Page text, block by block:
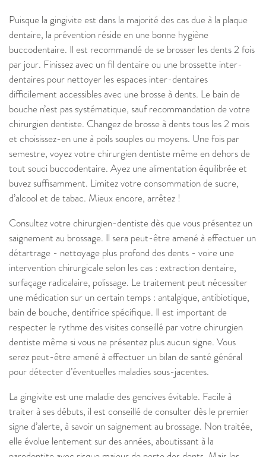
Puisque la gingivite est dans la majorité des cas due à la plaque
dentaire, la prévention réside en une bonne hygiène
buccodentaire. Il est recommandé de se brosser les dents 2 fois
par jour. Finissez avec un fil dentaire ou une brossette inter-
dentaires pour nettoyer les espaces inter-dentaires
difficilement accessibles avec une brosse à dents. Le bain de
bouche n’est pas systématique, sauf recommandation de votre
chirurgien dentiste. Changez de brosse à dents tous les 2 mois
et choisissez-en une à poils souples ou moyens. Une fois par
semestre, voyez votre chirurgien dentiste même en dehors de
tout souci buccodentaire. Ayez une alimentation équilibrée et
buvez suffisamment. Limitez votre consommation de sucre,
d’alcool et de tabac. Mieux encore, arrêtez !
Consultez votre chirurgien-dentiste dès que vous présentez un
saignement au brossage. Il sera peut-être amené à effectuer un
détartrage - nettoyage plus profond des dents - voire une
intervention chirurgicale selon les cas : extraction dentaire,
surfaçage radicalaire, polissage. Le traitement peut nécessiter
une médication sur un certain temps : antalgique, antibiotique,
bain de bouche, dentifrice spécifique. Il est important de
respecter le rythme des visites conseillé par votre chirurgien
dentiste même si vous ne présentez plus aucun signe. Vous
serez peut-être amené à effectuer un bilan de santé général
pour détecter d’éventuelles maladies sous-jacentes.
La gingivite est une maladie des gencives évitable. Facile à
traiter à ses débuts, il est conseillé de consulter dès le premier
signe d’alerte, à savoir un saignement au brossage. Non traitée,
elle évolue lentement sur des années, aboutissant à la